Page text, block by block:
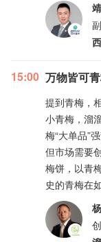
15:00 万物皆可
提到青梅，
小青梅，溜
梅“大单品”
但市场需要
梅饼，以青
史的青梅在